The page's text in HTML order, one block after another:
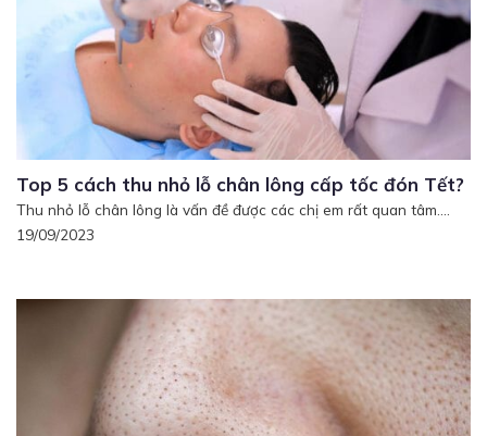
Top 5 cách thu nhỏ lỗ chân lông cấp tốc đón Tết?
Thu nhỏ lỗ chân lông là vấn đề được các chị em rất quan tâm....
19/09/2023